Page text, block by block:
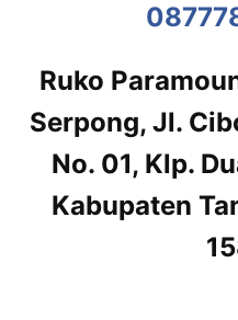
Ruko
Serpong, Jl.
No. 01, Klp.
Kabupaten